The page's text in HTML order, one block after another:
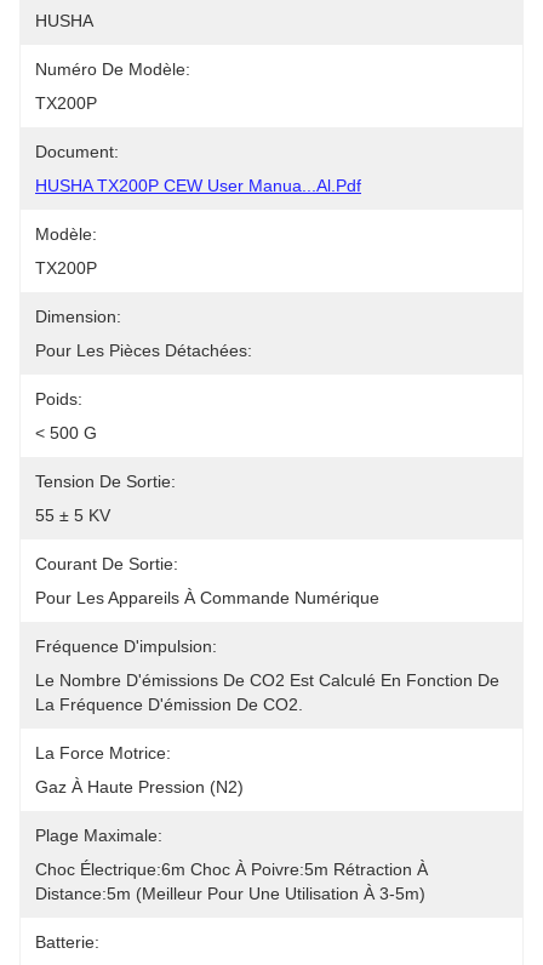
HUSHA
Numéro De Modèle:
TX200P
Document:
HUSHA TX200P CEW User Manua...al.pdf
Modèle:
TX200P
Dimension:
Pour Les Pièces Détachées:
Poids:
< 500 G
Tension De Sortie:
55 ± 5 KV
Courant De Sortie:
Pour Les Appareils À Commande Numérique
Fréquence D'impulsion:
Le Nombre D'émissions De CO2 Est Calculé En Fonction De
La Fréquence D'émission De CO2.
La Force Motrice:
Gaz À Haute Pression (N2)
Plage Maximale:
Choc Électrique:6m Choc À Poivre:5m Rétraction À
Distance:5m (meilleur Pour Une Utilisation À 3-5m)
Batterie: